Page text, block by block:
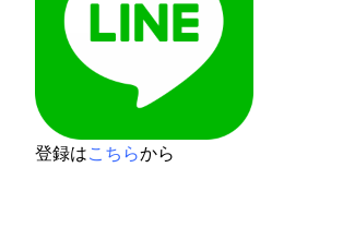
登録はこちらから